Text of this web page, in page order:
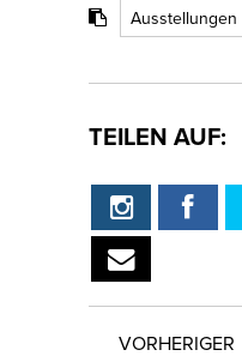
Ausstellungen
TEILEN AUF:
VORHERIGER